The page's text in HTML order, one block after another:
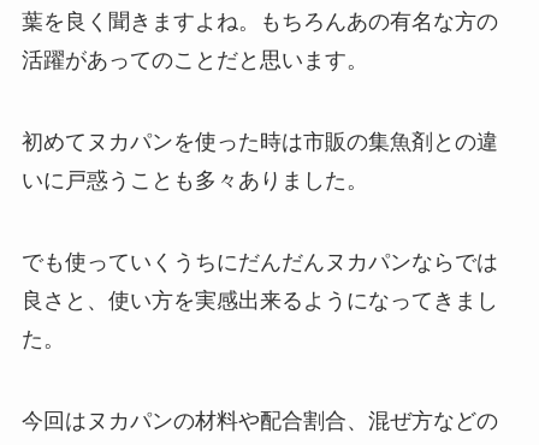
葉を良く聞きますよね。もちろんあの有名な方の
活躍があってのことだと思います。
初めてヌカパンを使った時は市販の集魚剤との違
いに戸惑うことも多々ありました。
でも使っていくうちにだんだんヌカパンならでは
良さと、使い方を実感出来るようになってきまし
た。
今回はヌカパンの材料や配合割合、混ぜ方などの